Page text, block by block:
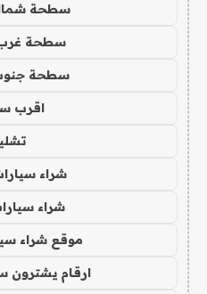
سطحة
سطحة غرب
سطحة
اقرب
شراء
شراء
موقع شراء
ارقام يشترون